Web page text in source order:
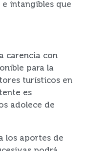
intangibles que
carencia con
para la
turísticos en
es
adolece de
los aportes de